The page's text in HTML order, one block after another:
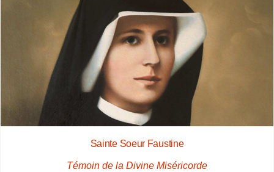
Sainte Soeur Faustine
Témoin de la Divine Miséricorde